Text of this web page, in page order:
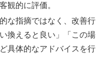
観的に評価。
的な指摘ではなく、改善行
換えると良い」「この場
具体的なアドバイスを行